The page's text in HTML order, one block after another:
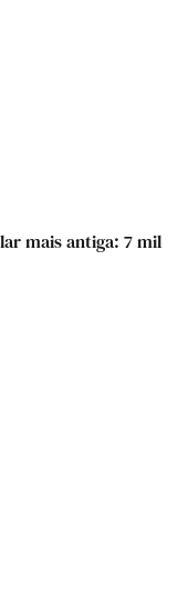
mais antiga: 7 mil